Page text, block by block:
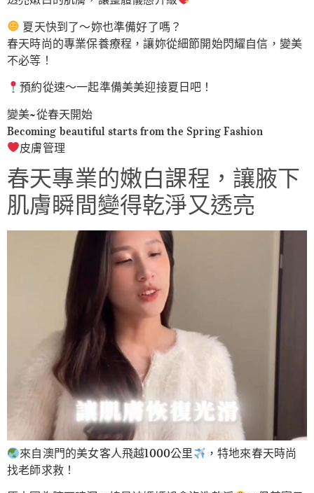
夏天快到了～妳也準備好了嗎？
春天時尚的專業保養療程，讓妳從細節開始閃耀自信，變美
不必等！
預約從速～一起準備美美迎接夏日吧！
變美~從春天開始
Becoming beautiful starts from the Spring Fashion
皮膚管理
春天專業的嫩白課程，讓腋下
肌膚瞬間變得乾淨又透亮
來自澳門的美女客人飛越1000公里
，特地來春天時尚
找老師求救！